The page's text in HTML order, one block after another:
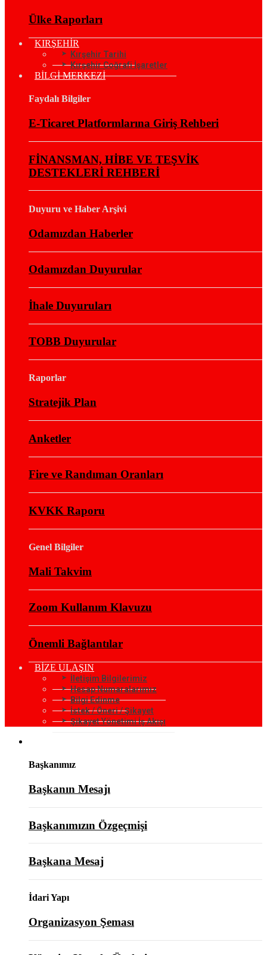
Ülke Raporları
KIRŞEHİR
Kırşehir Tarihi
Kırşehir Coğrafi İşaretler
BİLGİ MERKEZİ
Faydalı Bilgiler
E-Ticaret Platformlarına Giriş Rehberi
FİNANSMAN, HİBE VE TEŞVİK
DESTEKLERİ REHBERİ
Duyuru ve Haber Arşivi
Odamızdan Haberler
Odamızdan Duyurular
İhale Duyuruları
TOBB Duyurular
Raporlar
Stratejik Plan
Anketler
Fire ve Randıman Oranları
KVKK Raporu
Genel Bilgiler
Mali Takvim
Zoom Kullanım Klavuzu
Önemli Bağlantılar
BİZE ULAŞIN
İletişim Bilgilerimiz
Hesap Numaralarımız
Bilgi Edinme
İstek / Öneri / Şikayet
Şikayet Yönetimi İş Akışı
Başkanımız
Başkanın Mesajı
Başkanımızın Özgeçmişi
Başkana Mesaj
İdari Yapı
Organizasyon Şeması